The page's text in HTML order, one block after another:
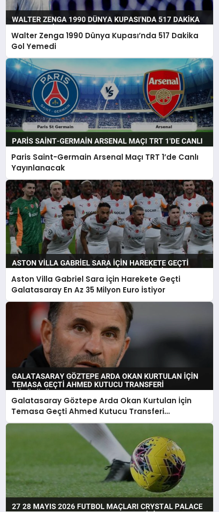
Walter Zenga 1990 Dünya Kupası’nda 517 Dakika
Gol Yemedi
Paris Saint-Germain Arsenal Maçı TRT 1’de Canlı
Yayınlanacak
Aston Villa Gabriel Sara İçin Harekete Geçti
Galatasaray En Az 35 Milyon Euro İstiyor
Galatasaray Göztepe Arda Okan Kurtulan İçin
Temasa Geçti Ahmed Kutucu Transferi
Görüşülüyor